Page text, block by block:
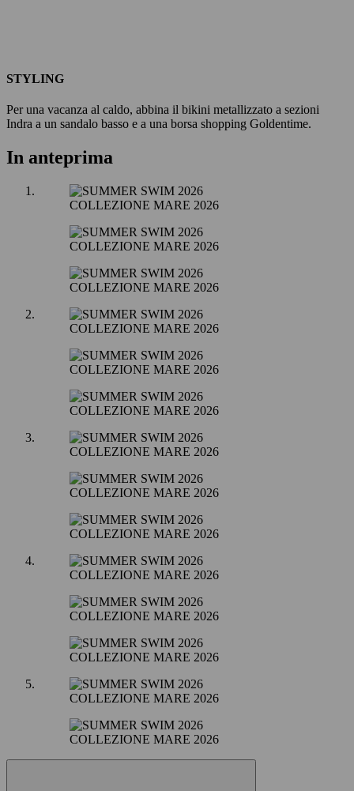
STYLING
Per una vacanza al caldo, abbina il bikini metallizzato a sezioni
Indra a un sandalo basso e a una borsa shopping Goldentime.
In anteprima
COLLEZIONE MARE 2026
COLLEZIONE MARE 2026
COLLEZIONE MARE 2026
COLLEZIONE MARE 2026
COLLEZIONE MARE 2026
COLLEZIONE MARE 2026
COLLEZIONE MARE 2026
COLLEZIONE MARE 2026
COLLEZIONE MARE 2026
COLLEZIONE MARE 2026
COLLEZIONE MARE 2026
COLLEZIONE MARE 2026
COLLEZIONE MARE 2026
COLLEZIONE MARE 2026